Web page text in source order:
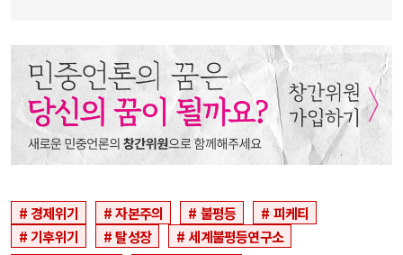
경제위기 자본주의 불평등
피케티
기후위기
탈성장
세계불평등연구소